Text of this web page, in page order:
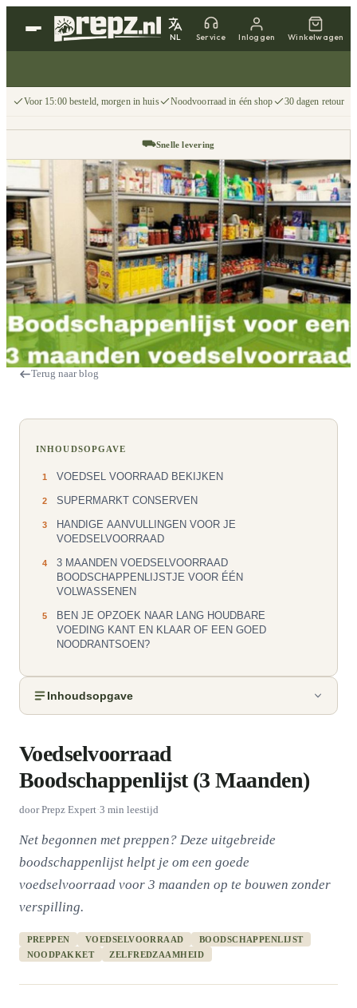
NL Service Inloggen Winkelwagen
Voor 15:00 besteld, morgen in huis Noodvoorraad in één shop 30 dagen retour
⛟Snelle levering
↩30 dagen retour
📦Gratis v.a. €75
Terug naar blog
INHOUDSOPGAVE
1 VOEDSEL VOORRAAD BEKIJKEN
2 SUPERMARKT CONSERVEN
3
HANDIGE AANVULLINGEN VOOR JE
VOEDSELVOORRAAD
4
3 MAANDEN VOEDSELVOORRAAD
BOODSCHAPPENLIJSTJE VOOR ÉÉN
VOLWASSENEN
5
BEN JE OPZOEK NAAR LANG HOUDBARE
VOEDING KANT EN KLAAR OF EEN GOED
NOODRANTSOEN?
Inhoudsopgave
Voedselvoorraad
Boodschappenlijst (3 Maanden)
doorPrepz Expert·3 min leestijd
Net begonnen met preppen? Deze uitgebreide
boodschappenlijst helpt je om een goede
voedselvoorraad voor 3 maanden op te bouwen zonder
verspilling.
PREPPEN VOEDSELVOORRAAD
BOODSCHAPPENLIJST
NOODPAKKET
ZELFREDZAAMHEID